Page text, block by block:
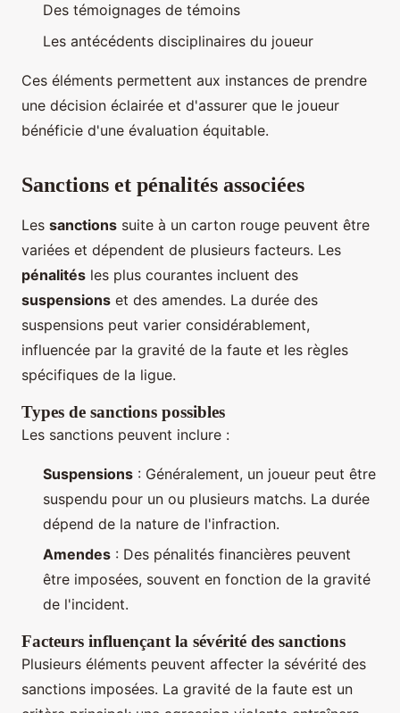
Des témoignages de témoins
Les antécédents disciplinaires du joueur
Ces éléments permettent aux instances de prendre
une décision éclairée et d'assurer que le joueur
bénéficie d'une évaluation équitable.
Sanctions et pénalités associées
Les sanctions suite à un carton rouge peuvent être
variées et dépendent de plusieurs facteurs. Les
pénalités les plus courantes incluent des
suspensions et des amendes. La durée des
suspensions peut varier considérablement,
influencée par la gravité de la faute et les règles
spécifiques de la ligue.
Types de sanctions possibles
Les sanctions peuvent inclure :
Suspensions : Généralement, un joueur peut être
suspendu pour un ou plusieurs matchs. La durée
dépend de la nature de l'infraction.
Amendes : Des pénalités financières peuvent
être imposées, souvent en fonction de la gravité
de l'incident.
Facteurs influençant la sévérité des sanctions
Plusieurs éléments peuvent affecter la sévérité des
sanctions imposées. La gravité de la faute est un